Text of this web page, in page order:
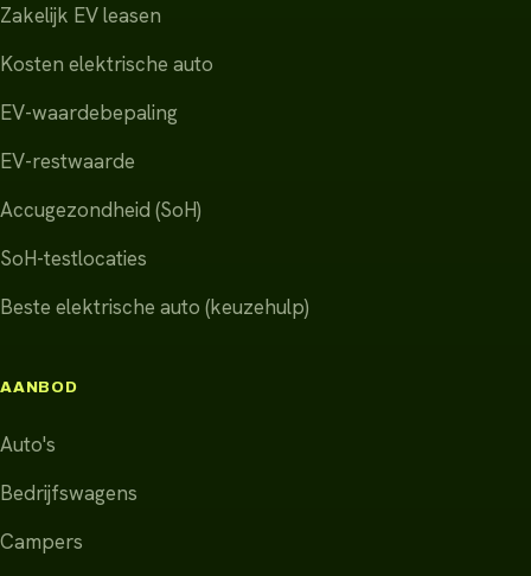
Zakelijk EV leasen
Kosten elektrische auto
EV-waardebepaling
EV-restwaarde
Accugezondheid (SoH)
SoH-testlocaties
Beste elektrische auto (keuzehulp)
AANBOD
Auto's
Bedrijfswagens
Campers